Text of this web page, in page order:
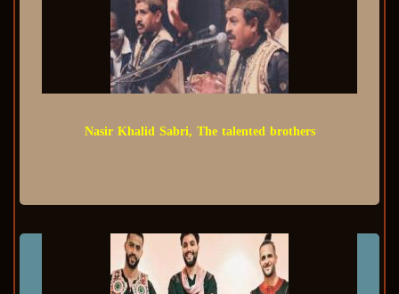
Nasir Khalid Sabri, The talented brothers